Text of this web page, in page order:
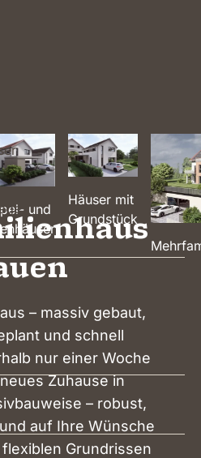
und
Häuser mit
Grundstück
– massiv gebaut,
und schnell
nur einer Woche
Zuhause in
– robust,
auf Ihre Wünsche
Grundrissen